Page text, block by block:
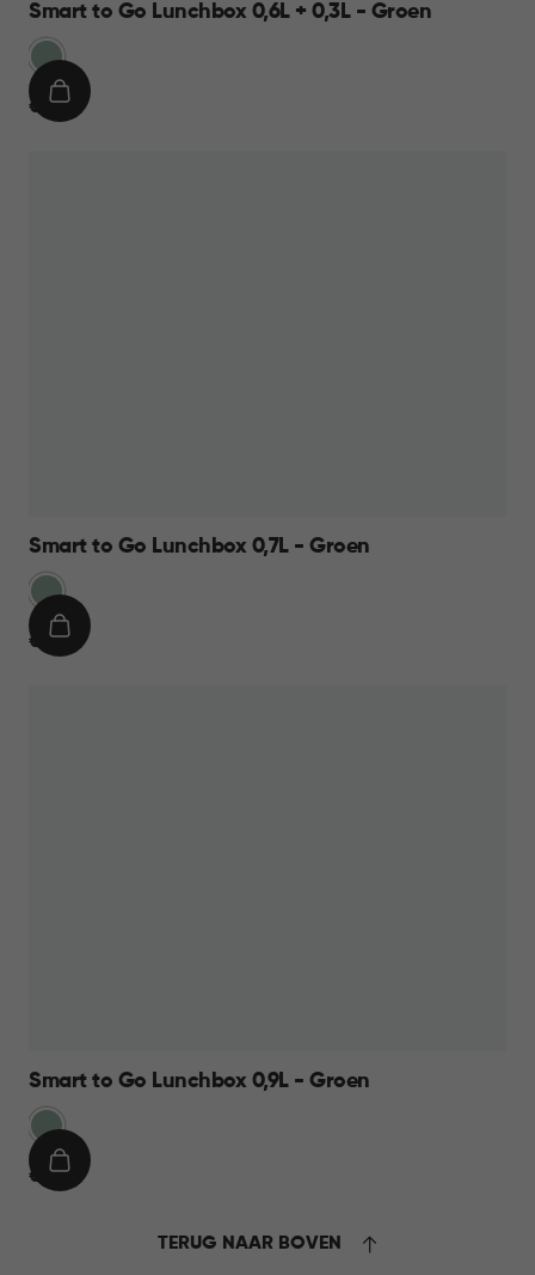
Smart to Go Lunchbox 0,6L + 0,3L - Groen
Groen
€
€ 9,95
IN
Smart to Go Lunchbox 0,7L - Groen
Groen
€
€ 7,95
IN
Smart to Go Lunchbox 0,9L - Groen
Groen
€
€ 8,95
IN
TERUG NAAR BOVEN